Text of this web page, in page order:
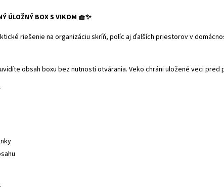
ÚLOŽNÝ BOX S VIKOM 🧺✨
riešenie na organizáciu skríň, políc aj ďalších priestorov v
obsah boxu bez nutnosti otvárania. Veko chráni uložené veci pred